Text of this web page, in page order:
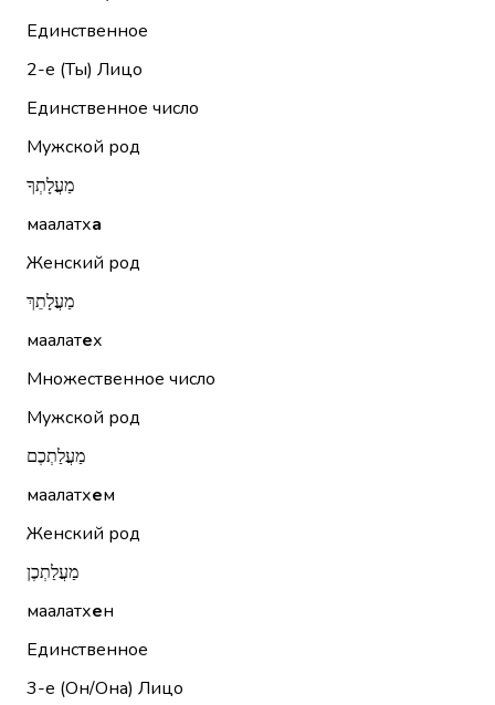
Единственное
2-е (Ты) Лицо
Единственное число
Мужской род
מַעֲלָתְךָ
маалатха
Женский род
מַעֲלָתֵךְ
маалатех
Множественное число
Мужской род
מַעֲלַתְכֶם
маалатхем
Женский род
מַעֲלַתְכֶן
маалатхен
Единственное
3-е (Он/Она) Лицо